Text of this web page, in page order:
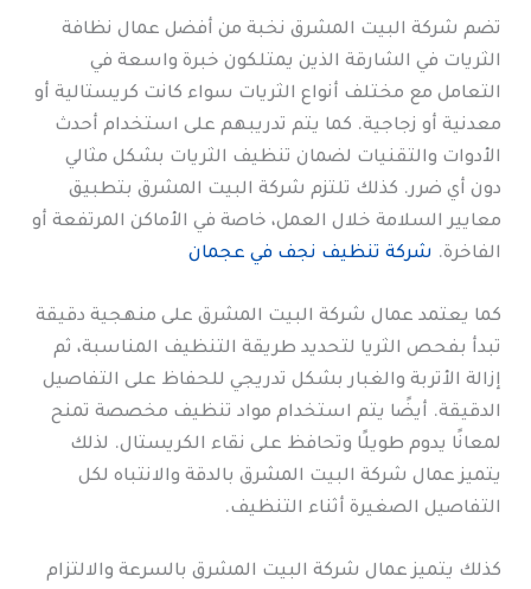
تضم شركة البيت المشرق نخبة من أفضل عمال نظافة
الثريات في الشارقة الذين يمتلكون خبرة واسعة في
التعامل مع مختلف أنواع الثريات سواء كانت كريستالية أو
معدنية أو زجاجية. كما يتم تدريبهم على استخدام أحدث
الأدوات والتقنيات لضمان تنظيف الثريات بشكل مثالي
دون أي ضرر. كذلك تلتزم شركة البيت المشرق بتطبيق
معايير السلامة خلال العمل، خاصة في الأماكن المرتفعة أو
الفاخرة. شركة تنظيف نجف في عجمان
كما يعتمد عمال شركة البيت المشرق على منهجية دقيقة
تبدأ بفحص الثريا لتحديد طريقة التنظيف المناسبة، ثم
إزالة الأتربة والغبار بشكل تدريجي للحفاظ على التفاصيل
الدقيقة. أيضًا يتم استخدام مواد تنظيف مخصصة تمنح
لمعانًا يدوم طويلًا وتحافظ على نقاء الكريستال. لذلك
يتميز عمال شركة البيت المشرق بالدقة والانتباه لكل
التفاصيل الصغيرة أثناء التنظيف.
كذلك يتميز عمال شركة البيت المشرق بالسرعة والالتزام